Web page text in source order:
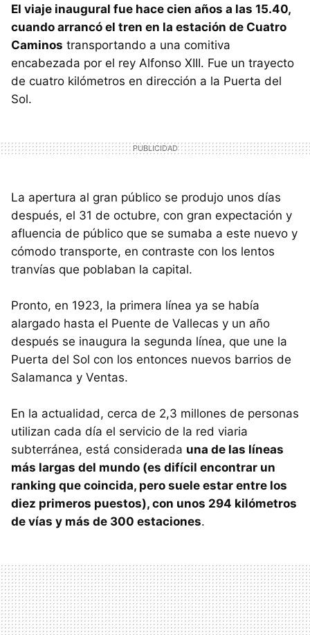
El viaje inaugural fue hace cien años a las 15.40,
cuando arrancó el tren en la estación de Cuatro
Caminos transportando a una comitiva
encabezada por el rey Alfonso XIII. Fue un trayecto
de cuatro kilómetros en dirección a la Puerta del
Sol.
La apertura al gran público se produjo unos días
después, el 31 de octubre, con gran expectación y
afluencia de público que se sumaba a este nuevo y
cómodo transporte, en contraste con los lentos
tranvías que poblaban la capital.
Pronto, en 1923, la primera línea ya se había
alargado hasta el Puente de Vallecas y un año
después se inaugura la segunda línea, que une la
Puerta del Sol con los entonces nuevos barrios de
Salamanca y Ventas.
En la actualidad, cerca de 2,3 millones de personas
utilizan cada día el servicio de la red viaria
subterránea, está considerada una de las líneas
más largas del mundo (es difícil encontrar un
ranking que coincida, pero suele estar entre los
diez primeros puestos), con unos 294 kilómetros
de vías y más de 300 estaciones.